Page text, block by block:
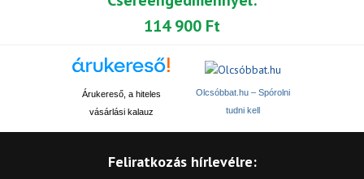
114 900 Ft
Árukereső, a hiteles
vásárlási kalauz
Olcsóbbat.hu – Spórolni
tudni kell
Feliratkozás hírlevélre: